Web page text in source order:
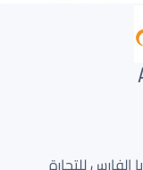
للتجارة